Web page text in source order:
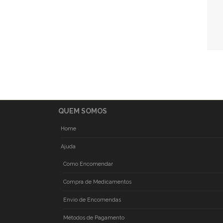
QUEM SOMOS
Home
Ajuda
Como Encomendar
Compra de Medicamentos
Envio de Encomendas
Métodos de Pagamento